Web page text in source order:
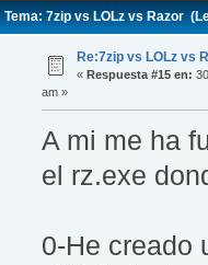
Tema: 7zip vs LOLz vs Razor
Re:7zip vs LOLz vs
« Respuesta #15 en:
am »
A mi me ha
el rz.exe
0-He creado